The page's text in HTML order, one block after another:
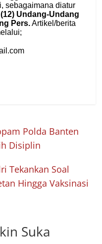
Polda Banten
Disiplin
Tekankan Soal
Hingga Vaksinasi
Suka